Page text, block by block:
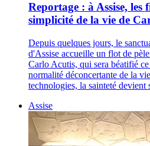
Reportage : à Assise, les
simplicité de la vie de
Depuis quelques jours, le
d'Assise accueille un flot de
Carlo Acutis, qui sera béatifié
normalité déconcertante de la
technologies, la sainteté devient
Assise